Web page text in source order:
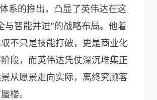
系的推出，凸显了英伟达在这
与智能并进”的战略布局。他着
不只是技能打破，更是商业化
段，而英伟达凭仗深沉堆集正
从愿景走向实际，离终究顾客
楼。